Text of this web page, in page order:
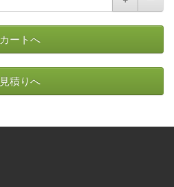
カートへ
見積りへ